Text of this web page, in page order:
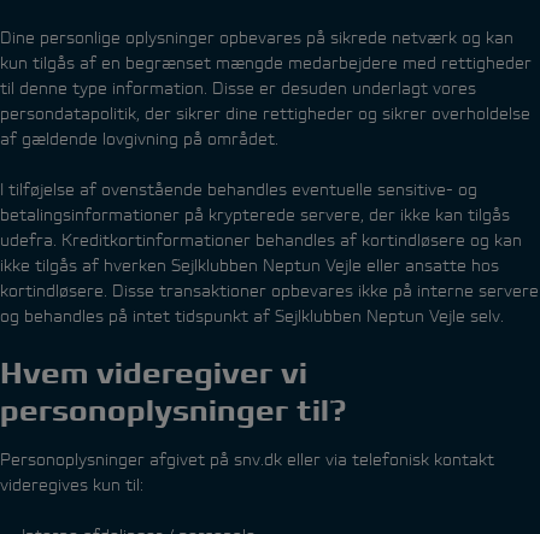
Dine personlige oplysninger opbevares på sikrede netværk og kan
kun tilgås af en begrænset mængde medarbejdere med rettigheder
til denne type information. Disse er desuden underlagt vores
persondatapolitik, der sikrer dine rettigheder og sikrer overholdelse
af gældende lovgivning på området.
I tilføjelse af ovenstående behandles eventuelle sensitive- og
betalingsinformationer på krypterede servere, der ikke kan tilgås
udefra. Kreditkortinformationer behandles af kortindløsere og kan
ikke tilgås af hverken Sejlklubben Neptun Vejle eller ansatte hos
kortindløsere. Disse transaktioner opbevares ikke på interne servere
og behandles på intet tidspunkt af Sejlklubben Neptun Vejle selv.
Hvem videregiver vi
personoplysninger til?
Personoplysninger afgivet på snv.dk eller via telefonisk kontakt
videregives kun til: